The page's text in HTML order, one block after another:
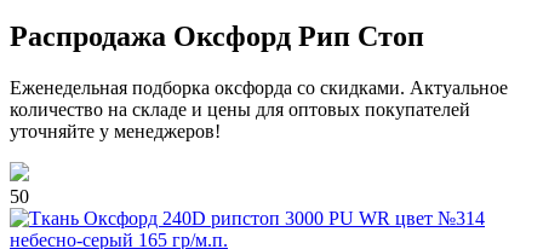
Распродажа Оксфорд Рип Стоп
Еженедельная подборка оксфорда со скидками. Актуальное
количество на складе и цены для оптовых покупателей
уточняйте у менеджеров!
50